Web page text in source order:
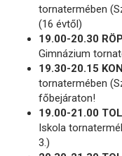
tornatermében
(16 évtől)
19.00-20.30
Gimnázium
19.30-20.15
tornatermében
főbejáraton!
19.00-21.00
Iskola
3.)